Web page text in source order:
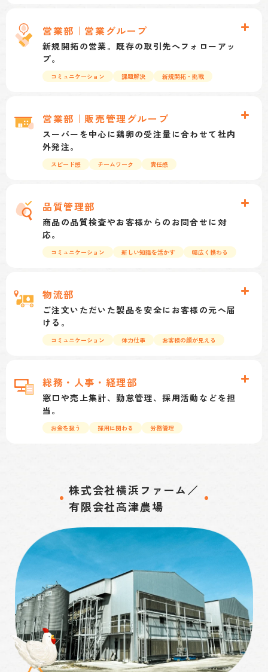
シフト管理や製造指示など、チームでの仕事にな
ります。また、資材や設備の打ち合わせを業者と
行ったり、仕入れを行ったりと、工場に関与する
仕事はすべて生産統括部で行っています。日中は
営業部｜営業グループ
新規開拓の営業。既存の取引先へフォローアッ
プ。
コミュニケーション 課題解決 新規開拓・挑戦
製造メーカーなど幅広く営業活動を行っておりま
す。取引先とコミュニケーションを図りながら、
課題解決やお客様がどのような商品を望んでいる
のか、市場のニーズをいち早く掴むことも大切に
営業部｜販売管理グループ
スーパーを中心に鶏卵の受注量に合わせて社内
外発注。
スピード感 チームワーク 責任感
ります。基本的に時間との勝負になりますので、
無駄なくスピーディーな対応ができることが前提
となります。チームワークを大切に考えながら、
責任感を持って仕事に取り組むことが大切です。
品質管理部
商品の品質検査やお客様からのお問合せに対
応。
コミュニケーション 新しい知識を活かす 幅広く携わる
生管理の指導や、商品規格書・報告書などの書類
作成まで、卵に関わる幅広い業務に取り組みま
す。生産者からお客様まで色々な人とコミュニ
ケーションをとって部署の垣根を超えて仕事をし
物流部
ご注文いただいた製品を安全にお客様の元へ届
ける。
コミュニケーション 体力仕事 お客様の顔が見える
品の入荷⇒検品⇒仕分け⇒検品】で、配送の準備
までが主な業務です。配送グループは【検品⇒荷
積み⇒配送⇒納品⇒伝票回収⇒伝票返却】と、配
送が主体です。気象の影響を受けやすい反面、お
総務・人事・経理部
窓口や売上集計、勤怠管理、採用活動などを担
当。
お金を扱う 採用に関わる 労務管理
料メーカーさん等への支払いを行います。また、
採用活動の窓口となって、採用選考の筆記試験の
試験監督や面接、従業員の勤怠管理なども行って
おります。
株式会社横浜ファーム／
有限会社高津農場